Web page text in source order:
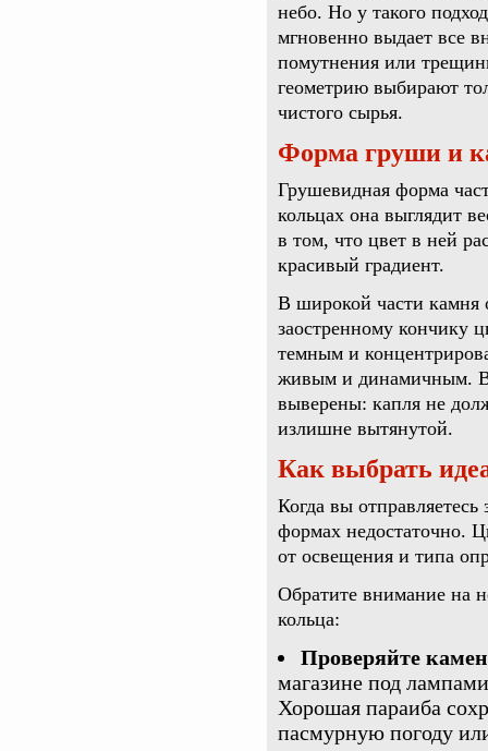
небо. Но у такого
мгновенно выдает все
помутнения или
геометрию выбирают
чистого сырья.
Форма груши и
Грушевидная форма
кольцах она выглядит
в том, что цвет в ней
красивый градиент.
В широкой части камня
заостренному кончику
темным и
живым и динамичным.
выверены: капля не
излишне вытянутой.
Как выбрать
Когда вы
формах недостаточно.
от освещения и типа
Обратите внимание на
кольца:
Проверяйте
магазине под
Хорошая параиба
пасмурную погоду